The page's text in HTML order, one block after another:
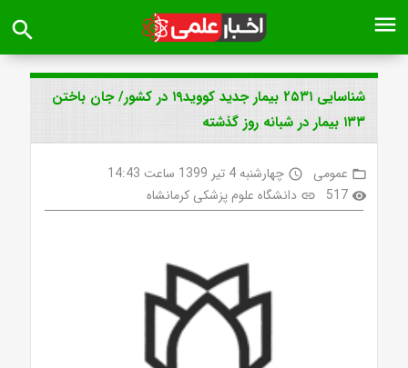
menu
search
شناسایی ۲۵۳۱ بیمار جدید کووید۱۹ در کشور/ جان باختن
۱۳۳ بیمار در شبانه روز گذشته
folder_open عمومی access_time چهارشنبه 4 تیر 1399 ساعت 14:43
visibility
517
link دانشگاه علوم پزشکی کرمانشاه